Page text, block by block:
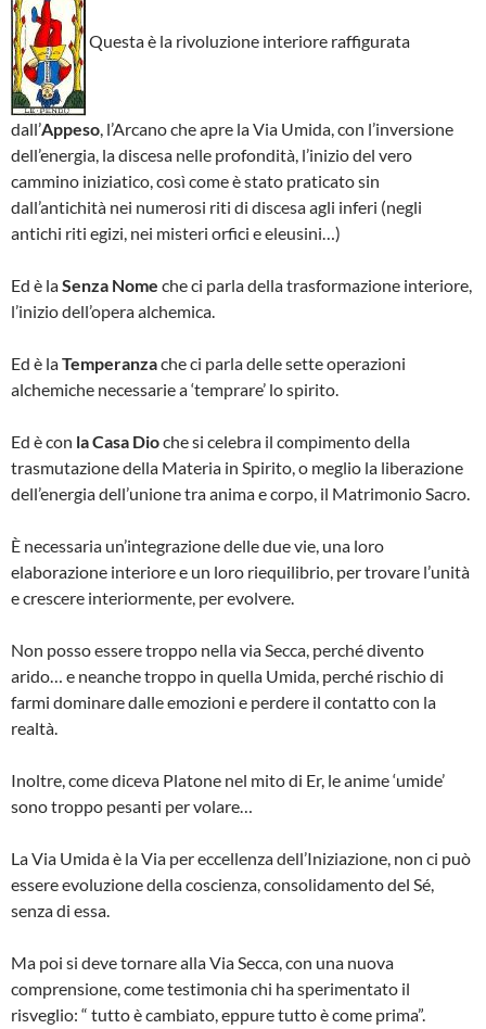
Questa è la rivoluzione interiore raffigurata
dall’Appeso, l’Arcano che apre la Via Umida, con l’inversione
dell’energia, la discesa nelle profondità, l’inizio del vero
cammino iniziatico, così come è stato praticato sin
dall’antichità nei numerosi riti di discesa agli inferi (negli
antichi riti egizi, nei misteri orfici e eleusini…)
Ed è laSenza Nome che ci parla della trasformazione interiore,
l’inizio dell’opera alchemica.
Ed è laTemperanzache ci parla delle sette operazioni
alchemiche necessarie a ‘temprare’ lo spirito.
Ed è con la Casa Dioche si celebra il compimento della
trasmutazione della Materia in Spirito, o meglio la liberazione
dell’energia dell’unione tra anima e corpo, il Matrimonio Sacro.
È necessaria un’integrazione delle due vie, una loro
elaborazione interiore e un loro riequilibrio, per trovare l’unità
e crescere interiormente, per evolvere.
Non posso essere troppo nella via Secca, perché divento
arido… e neanche troppo in quella Umida, perché rischio di
farmi dominare dalle emozioni e perdere il contatto con la
realtà.
Inoltre, come diceva Platone nel mito di Er, le anime ‘umide’
sono troppo pesanti per volare…
La Via Umida è la Via per eccellenza dell’Iniziazione, non ci può
essere evoluzione della coscienza, consolidamento del Sé,
senza di essa.
Ma poi si deve tornare alla Via Secca, con una nuova
comprensione, come testimonia chi ha sperimentato il
risveglio: “ tutto è cambiato, eppure tutto è come prima”.